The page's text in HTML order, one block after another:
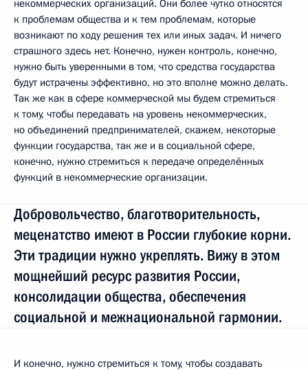
некоммерческих организаций. Они более чутко относятся
к проблемам общества и к тем проблемам, которые
возникают по ходу решения тех или иных задач. И ничего
страшного здесь нет. Конечно, нужен контроль, конечно,
нужно быть уверенными в том, что средства государства
будут истрачены эффективно, но это вполне можно делать.
Так же как в сфере коммерческой мы будем стремиться
к тому, чтобы передавать на уровень некоммерческих,
но объединений предпринимателей, скажем, некоторые
функции государства, так же и в социальной сфере,
конечно, нужно стремиться к передаче определённых
функций в некоммерческие организации.
Добровольчество, благотворительность,
меценатство имеют в России глубокие корни.
Эти традиции нужно укреплять. Вижу в этом
мощнейший ресурс развития России,
консолидации общества, обеспечения
социальной и межнациональной гармонии.
И конечно, нужно стремиться к тому, чтобы создавать